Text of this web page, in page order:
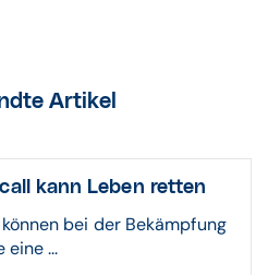
Artikel
kann Leben retten
bei der Bekämpfung
eine ...